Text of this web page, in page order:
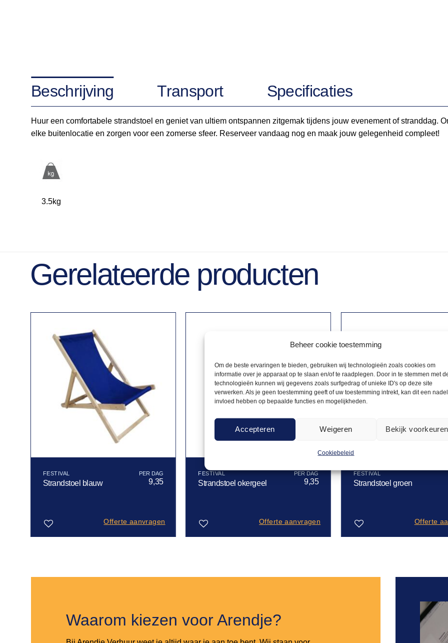
Beheer cookie toestemming
Om de beste ervaringen te bieden, gebruiken wij technologieën zoals cookies om
informatie over je apparaat op te slaan en/of te raadplegen. Door in te stemmen met
technologieën kunnen wij gegevens zoals surfgedrag of unieke ID's op deze site
verwerken. Als je geen toestemming geeft of uw toestemming intrekt, kan dit een
invloed hebben op bepaalde functies en mogelijkheden.
Accepteren Weigeren Bekijk voorkeuren
Cookiebeleid
Beschrijving Transport Specificaties
Huur een comfortabele strandstoel en geniet van ultiem ontspannen zitgemak tijdens jouw evenement of stranddag.
elke buitenlocatie en zorgen voor een zomerse sfeer. Reserveer vandaag nog en maak jouw gelegenheid compleet!
3.5kg
Gerelateerde producten
FESTIVAL
Strandstoel blauw 9,35
Offerte aanvragen
FESTIVAL
Strandstoel okergeel 9,35
Offerte aanvragen
FESTIVAL
Strandstoel groen
Offerte
Waarom kiezen voor Arendje?